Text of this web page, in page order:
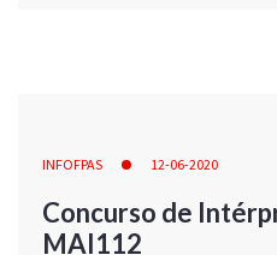
INFOFPAS 12-06-2020
Concurso de
MAI112